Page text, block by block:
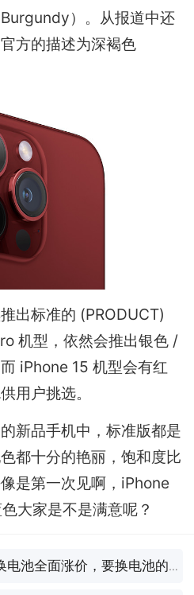
）。从报道中还
方的描述为深褐色
出标准的 (PRODUCT)
机型，依然会推出银色 /
iPhone 15 机型会有红
用户挑选。
新品手机中，标准版都是
都十分的艳丽，饱和度比
是第一次见啊，iPhone
大家是不是满意呢？
全面涨价，要换电池的抓紧了